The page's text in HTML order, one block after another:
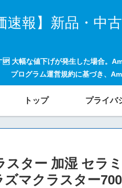
速報】新品・中
大幅な値下げが発生した場合。
プログラム運営規約に基づき、
トップ プライバ
ター 加湿 セラ
マクラスター